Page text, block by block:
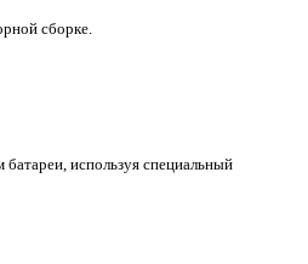
сборке.
используя специальный